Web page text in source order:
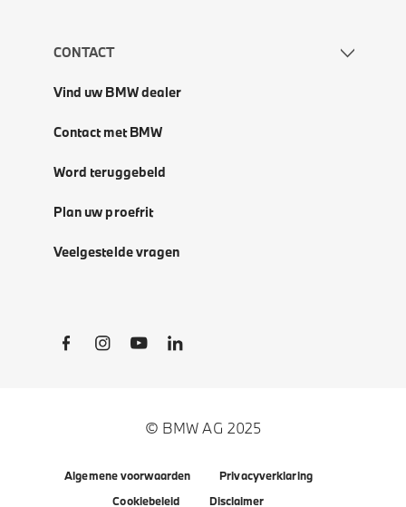
CONTACT
Vind uw BMW dealer
Contact met BMW
Word teruggebeld
Plan uw proefrit
Veelgestelde vragen
Social Links
© BMW AG 2025
Algemene voorwaarden
Privacyverklaring
Cookiebeleid
Disclaimer